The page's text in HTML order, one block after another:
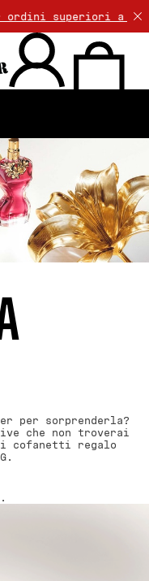
a 50€. Il reso è
per sorprenderla?
che non troverai
cofanetti regalo